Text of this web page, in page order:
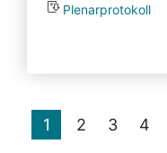
Plenarprotokoll
1 2 3 4